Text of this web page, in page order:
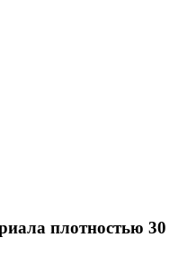
плотностью 30